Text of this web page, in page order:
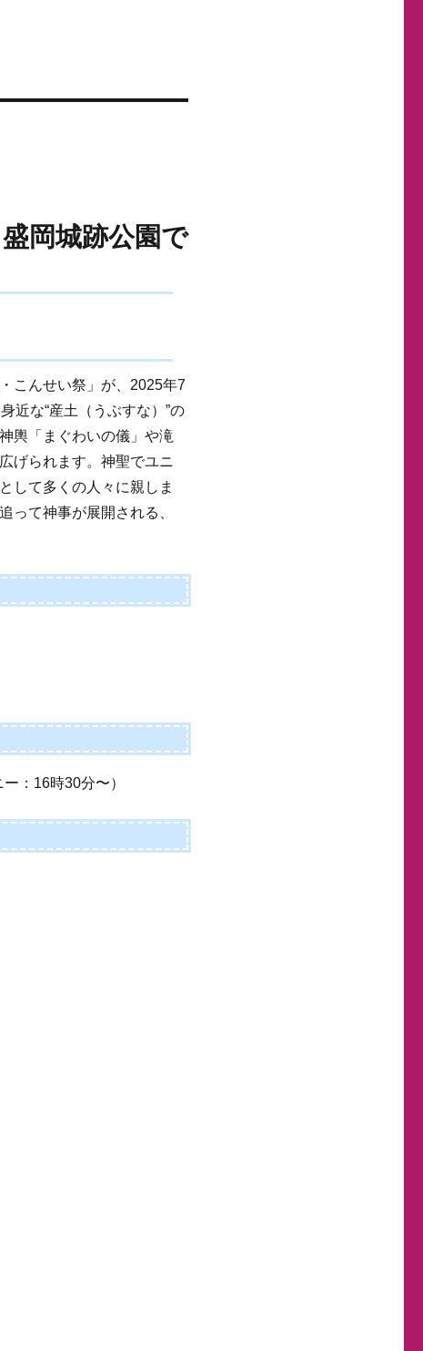
岡城跡公園で
こんせい祭」が、2025年7
近な“産土（うぶすな）”の
輿「まぐわいの儀」や滝
げられます。神聖でユニ
して多くの人々に親しま
って神事が展開される、
：16時30分〜）